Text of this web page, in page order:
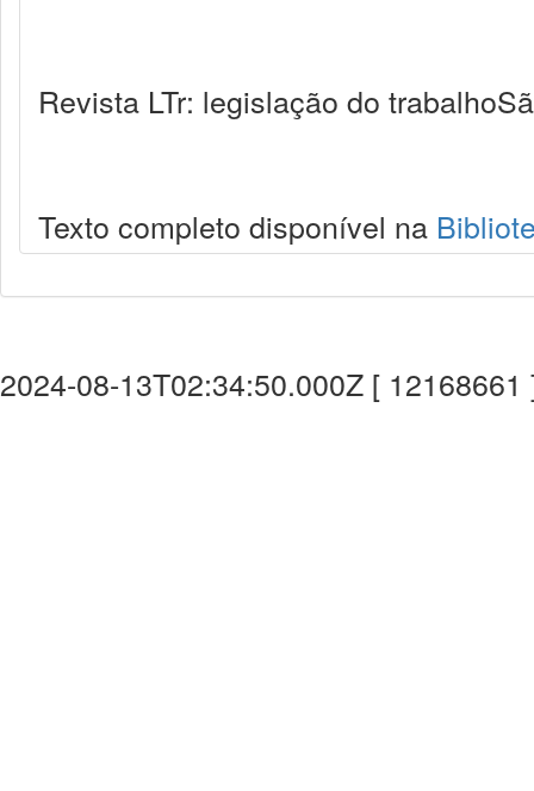
Revista LTr: legislação do
Texto completo disponível na
2024-08-13T02:34:50.000Z [ 12168661